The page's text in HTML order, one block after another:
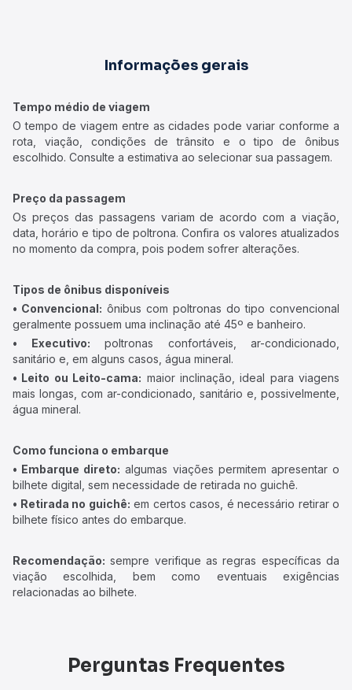
Informações gerais
Tempo médio de viagem
O tempo de viagem entre as cidades pode variar conforme a
rota, viação, condições de trânsito e o tipo de ônibus
escolhido. Consulte a estimativa ao selecionar sua passagem.
Preço da passagem
Os preços das passagens variam de acordo com a viação,
data, horário e tipo de poltrona. Confira os valores atualizados
no momento da compra, pois podem sofrer alterações.
Tipos de ônibus disponíveis
• Convencional: ônibus com poltronas do tipo convencional
geralmente possuem uma inclinação até 45º e banheiro.
• Executivo: poltronas confortáveis, ar-condicionado,
sanitário e, em alguns casos, água mineral.
• Leito ou Leito-cama: maior inclinação, ideal para viagens
mais longas, com ar-condicionado, sanitário e, possivelmente,
água mineral.
Como funciona o embarque
• Embarque direto: algumas viações permitem apresentar o
bilhete digital, sem necessidade de retirada no guichê.
• Retirada no guichê: em certos casos, é necessário retirar o
bilhete físico antes do embarque.
Recomendação: sempre verifique as regras específicas da
viação escolhida, bem como eventuais exigências
relacionadas ao bilhete.
Perguntas Frequentes